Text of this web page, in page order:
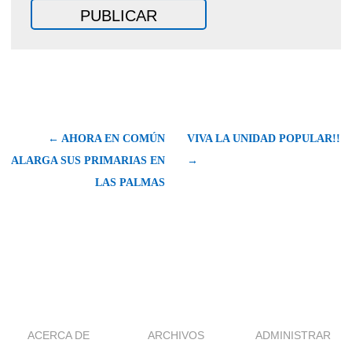
← AHORA EN COMÚN
ALARGA SUS PRIMARIAS EN
LAS PALMAS
VIVA LA UNIDAD POPULAR!!
→
ACERCA DE ARCHIVOS ADMINISTRAR